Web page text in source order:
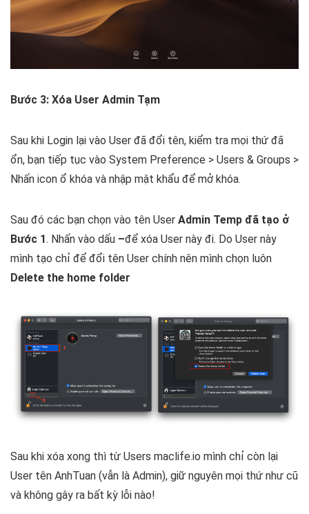
Bước 3: Xóa User Admin Tạm
Sau khi Login lại vào User đã đổi tên, kiểm tra mọi thứ đã
ổn, bạn tiếp tục vào System Preference > Users & Groups >
Nhấn icon ổ khóa và nhập mật khẩu để mở khóa.
Sau đó các bạn chọn vào tên User Admin Temp đã tạo ở
Bước 1. Nhấn vào dấu –để xóa User này đi. Do User này
mình tạo chỉ để đổi tên User chính nên mình chọn luôn
Delete the home folder
Sau khi xóa xong thì từ Users maclife.io mình chỉ còn lại
User tên AnhTuan (vẫn là Admin), giữ nguyên mọi thứ như cũ
và không gây ra bất kỳ lỗi nào!